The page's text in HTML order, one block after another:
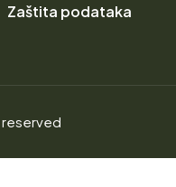
Zaštita podataka
reserved